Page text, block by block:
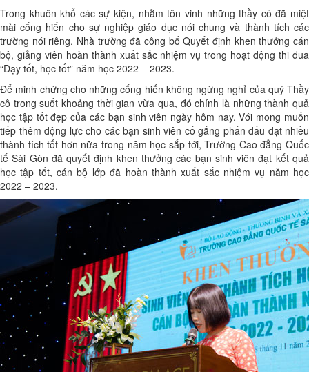
Trong khuôn khổ các sự kiện, nhằm tôn vinh những thầy cô đã miệt
mài cống hiến cho sự nghiệp giáo dục nói chung và thành tích các
trường nói riêng. Nhà trường đã công bố Quyết định khen thưởng cán
bộ, giảng viên hoàn thành xuất sắc nhiệm vụ trong hoạt động thi đua
“Dạy tốt, học tốt” năm học 2022 – 2023.
Để minh chứng cho những cống hiến không ngừng nghỉ của quý Thầy
cô trong suốt khoảng thời gian vừa qua, đó chính là những thành quả
học tập tốt đẹp của các bạn sinh viên ngày hôm nay. Với mong muốn
tiếp thêm động lực cho các bạn sinh viên cố gắng phấn đấu đạt nhiều
thành tích tốt hơn nữa trong năm học sắp tới, Trường Cao đẳng Quốc
tế Sài Gòn đã quyết định khen thưởng các bạn sinh viên đạt kết quả
học tập tốt, cán bộ lớp đã hoàn thành xuất sắc nhiệm vụ năm học
2022 – 2023.